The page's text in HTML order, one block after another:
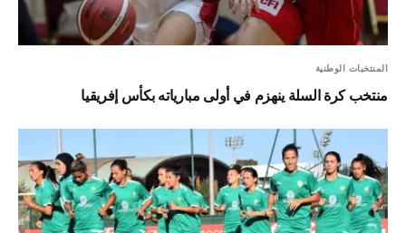
المنتخبات الوطنية
منتخب كرة السلة ينهزم في أولى مبارياته بكأس إفريقيا